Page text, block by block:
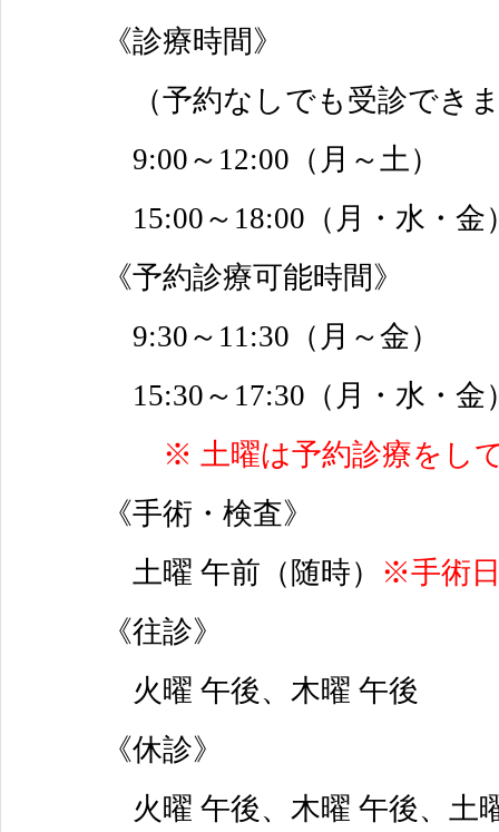
《診療時間》
（予約なしでも受診でき
9:00～12:00（月～土）
15:00～18:00（月・水・金
《予約診療可能時間》
9:30～11:30（月～金）
15:30～17:30（月・水・金
※ 土曜は予約診療をし
《手術・検査》
土曜 午前（随時）
※手術
《往診》
火曜 午後、木曜 午後
《休診》
火曜 午後、木曜 午後、土